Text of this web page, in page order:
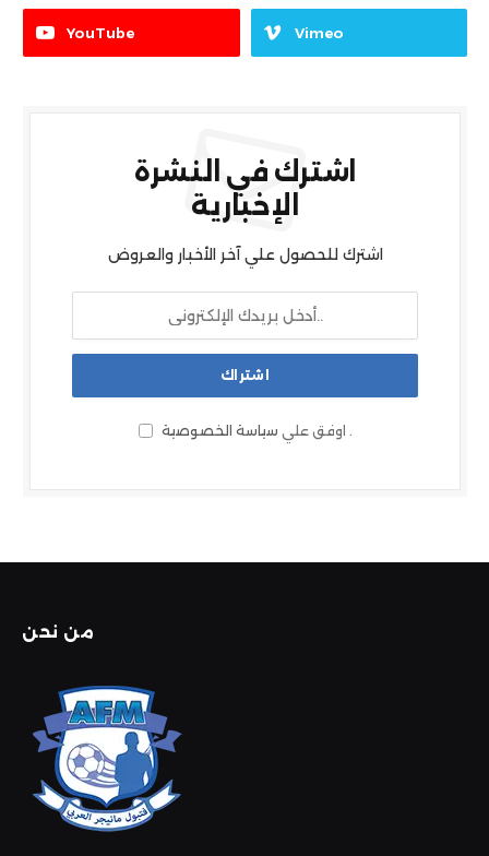
YouTube Vimeo
اشترك في النشرة
الإخبارية
اشترك للحصول علي آخر الأخبار والعروض
اوفق علي سياسة الخصوصية .
من نحن